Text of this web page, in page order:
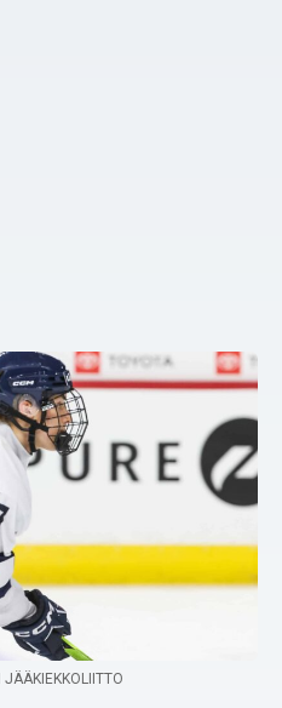
JÄÄKIEKKOLIITTO